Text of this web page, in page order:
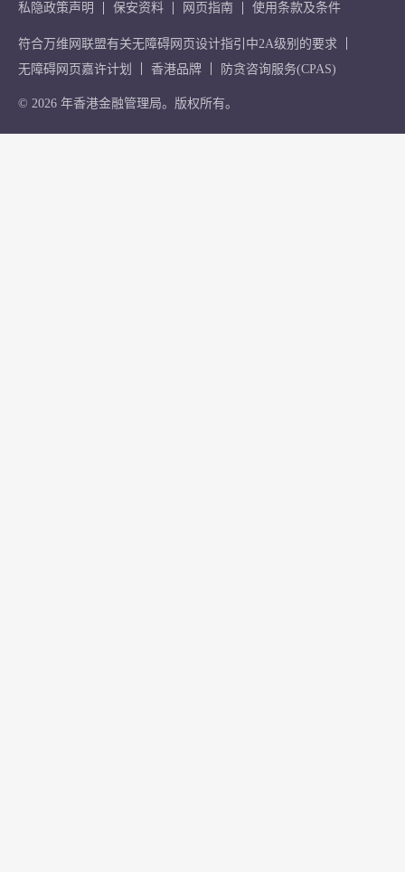
私隐政策声明
保安资料 网页指南 使用条款及条件
符合万维网联盟有关无障碍网页设计指引中2A级别的要求
无障碍网页嘉许计划
香港品牌 防贪咨询服务(CPAS)
© 2026 年香港金融管理局。版权所有。